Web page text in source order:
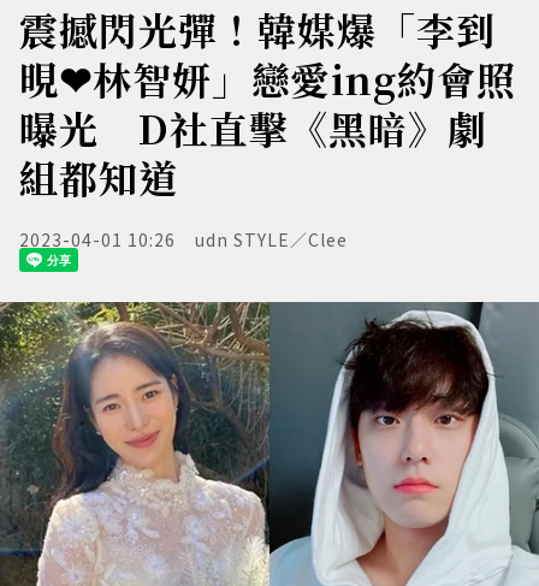
震撼閃光彈！韓媒爆「李到
晛❤林智妍」戀愛ing約會照
曝光 D社直擊《黑暗》劇
組都知道
2023-04-01 10:26 udn STYLE／Clee